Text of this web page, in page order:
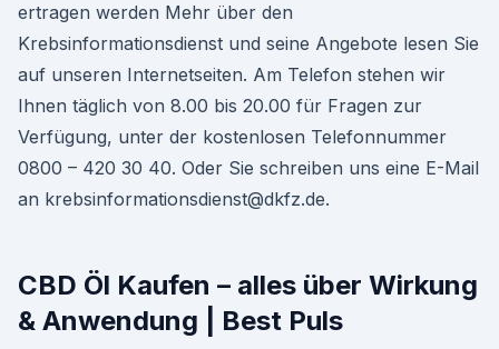
ertragen werden Mehr über den
Krebsinformationsdienst und seine Angebote lesen Sie
auf unseren Internetseiten. Am Telefon stehen wir
Ihnen täglich von 8.00 bis 20.00 für Fragen zur
Verfügung, unter der kostenlosen Telefonnummer
0800 – 420 30 40. Oder Sie schreiben uns eine E-Mail
an krebsinformationsdienst@dkfz.de.
CBD Öl Kaufen – alles über Wirkung
& Anwendung | Best Puls